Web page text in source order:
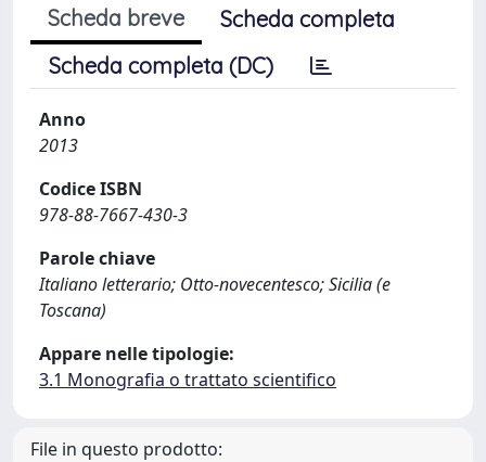
Scheda breve
Scheda completa
Scheda completa (DC)
Anno
2013
Codice ISBN
978-88-7667-430-3
Parole chiave
Italiano letterario; Otto-novecentesco; Sicilia (e
Toscana)
Appare nelle tipologie:
3.1 Monografia o trattato scientifico
File in questo prodotto: